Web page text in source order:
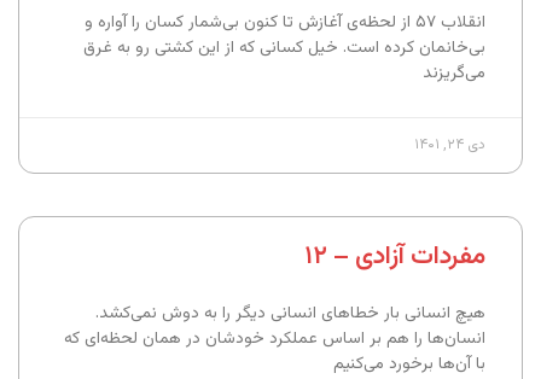
انقلاب ۵۷ از لحظه‌ی آغازش تا کنون بی‌شمار کسان را آواره و
بی‌خانمان کرده است. خیل کسانی که از این کشتی رو به غرق
می‌گریزند
دی ۲۴, ۱۴۰۱
مفردات آزادی – ۱۲
هیچ انسانی بار خطاهای انسانی دیگر را به دوش نمی‌کشد.
انسان‌ها را هم بر اساس عملکرد خودشان در همان لحظه‌ای که
با آن‌ها برخورد می‌کنیم